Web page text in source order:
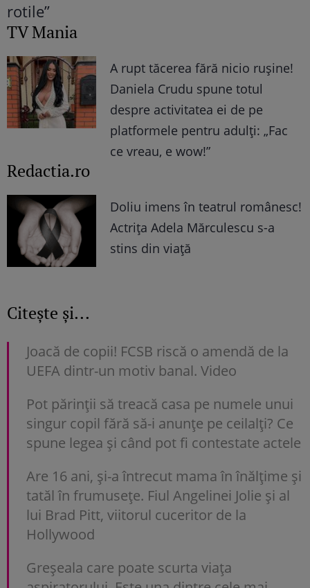
TV Mania
A rupt tăcerea fără nicio rușine!
Daniela Crudu spune totul
despre activitatea ei de pe
platformele pentru adulți: „Fac
ce vreau, e wow!”
Redactia.ro
Doliu imens în teatrul românesc!
Actrița Adela Mărculescu s-a
stins din viață
Citește și...
Joacă de copii! FCSB riscă o amendă de la
UEFA dintr-un motiv banal. Video
Pot părinții să treacă casa pe numele unui
singur copil fără să-i anunțe pe ceilalți? Ce
spune legea și când pot fi contestate actele
Are 16 ani, și-a întrecut mama în înălțime și
tatăl în frumusețe. Fiul Angelinei Jolie și al
lui Brad Pitt, viitorul cuceritor de la
Hollywood
Greșeala care poate scurta viața